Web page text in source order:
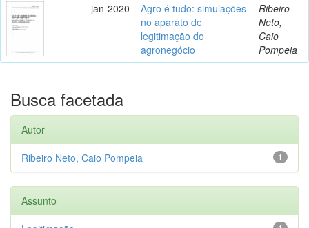
jan-2020
Agro é tudo: simulações
no aparato de
legitimação do
agronegócio
Ribeiro
Neto,
Caio
Pompeia
Busca facetada
Autor
1
Ribeiro Neto, Caio Pompeia
Assunto